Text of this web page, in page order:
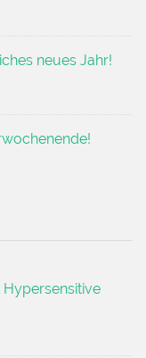
neues Jahr!
Hypersensitive